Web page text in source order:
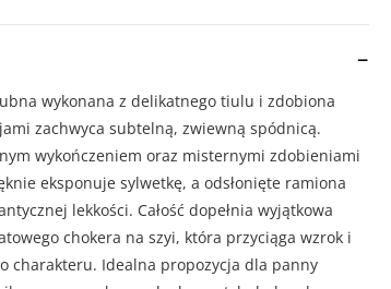
wykonana z delikatnego tiulu i zdobiona
zachwyca subtelną, zwiewną spódnicą.
wykończeniem oraz misternymi zdobieniami
eksponuje sylwetkę, a odsłonięte ramiona
lekkości. Całość dopełnia wyjątkowa
chokera na szyi, która przyciąga wzrok i
charakteru. Idealna propozycja dla panny